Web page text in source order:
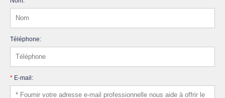
Téléphone:
* E-mail: